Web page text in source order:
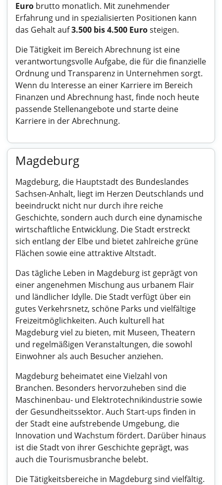
Euro brutto monatlich. Mit zunehmender
Erfahrung und in spezialisierten Positionen kann
das Gehalt auf3.500 bis 4.500 Eurosteigen.
Die Tätigkeit im Bereich Abrechnung ist eine
verantwortungsvolle Aufgabe, die für die finanzielle
Ordnung und Transparenz in Unternehmen sorgt.
Wenn du Interesse an einer Karriere im Bereich
Finanzen und Abrechnung hast, finde noch heute
passende Stellenangebote und starte deine
Karriere in der Abrechnung.
Magdeburg
Magdeburg, die Hauptstadt des Bundeslandes
Sachsen-Anhalt, liegt im Herzen Deutschlands und
beeindruckt nicht nur durch ihre reiche
Geschichte, sondern auch durch eine dynamische
wirtschaftliche Entwicklung. Die Stadt erstreckt
sich entlang der Elbe und bietet zahlreiche grüne
Flächen sowie eine attraktive Altstadt.
Das tägliche Leben in Magdeburg ist geprägt von
einer angenehmen Mischung aus urbanem Flair
und ländlicher Idylle. Die Stadt verfügt über ein
gutes Verkehrsnetz, schöne Parks und vielfältige
Freizeitmöglichkeiten. Auch kulturell hat
Magdeburg viel zu bieten, mit Museen, Theatern
und regelmäßigen Veranstaltungen, die sowohl
Einwohner als auch Besucher anziehen.
Magdeburg beheimatet eine Vielzahl von
Branchen. Besonders hervorzuheben sind die
Maschinenbau- und Elektrotechnikindustrie sowie
der Gesundheitssektor. Auch Start-ups finden in
der Stadt eine aufstrebende Umgebung, die
Innovation und Wachstum fördert. Darüber hinaus
ist die Stadt von ihrer Geschichte geprägt, was
auch die Tourismusbranche belebt.
Die Tätigkeitsbereiche in Magdeburg sind vielfältig.